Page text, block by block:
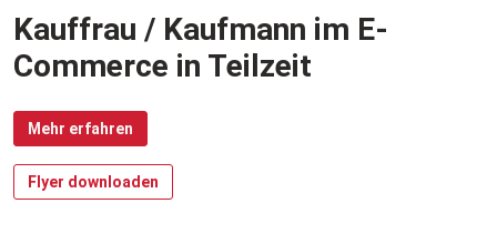
Kauffrau / Kaufmann im E-
Commerce in Teilzeit
Mehr erfahren
Flyer downloaden